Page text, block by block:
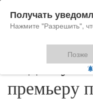
Надя
премьеру
Получать
Нажмите "Разрешить",
Позже